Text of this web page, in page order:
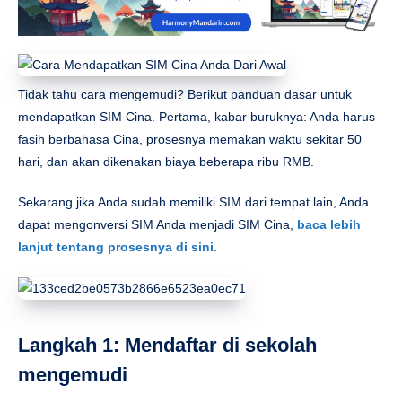
Tidak tahu cara mengemudi? Berikut panduan dasar untuk
mendapatkan SIM Cina. Pertama, kabar buruknya: Anda harus
fasih berbahasa Cina, prosesnya memakan waktu sekitar 50
hari, dan akan dikenakan biaya beberapa ribu RMB.
Sekarang jika Anda sudah memiliki SIM dari tempat lain, Anda
dapat mengonversi SIM Anda menjadi SIM Cina, baca lebih
lanjut tentang prosesnya di sini.
Langkah 1: Mendaftar di sekolah
mengemudi